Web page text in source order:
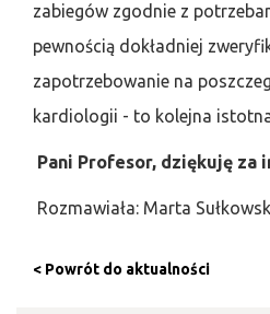
zabiegów zgodnie z
pewnością dokładniej
zapotrzebowanie na
kardiologii - to kolejna
Pani Profesor, dziękuję za
Rozmawiała: Marta
< Powrót do aktualności